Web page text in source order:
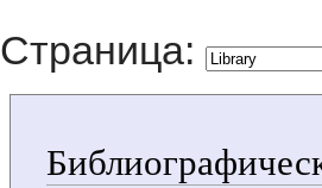
Страница: